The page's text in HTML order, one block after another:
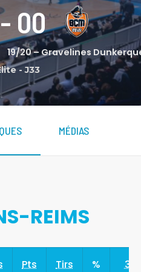
- 00
19/20 – Gravelines
-J33
MÉDIAS
REIMS
Pts Tirs %
3